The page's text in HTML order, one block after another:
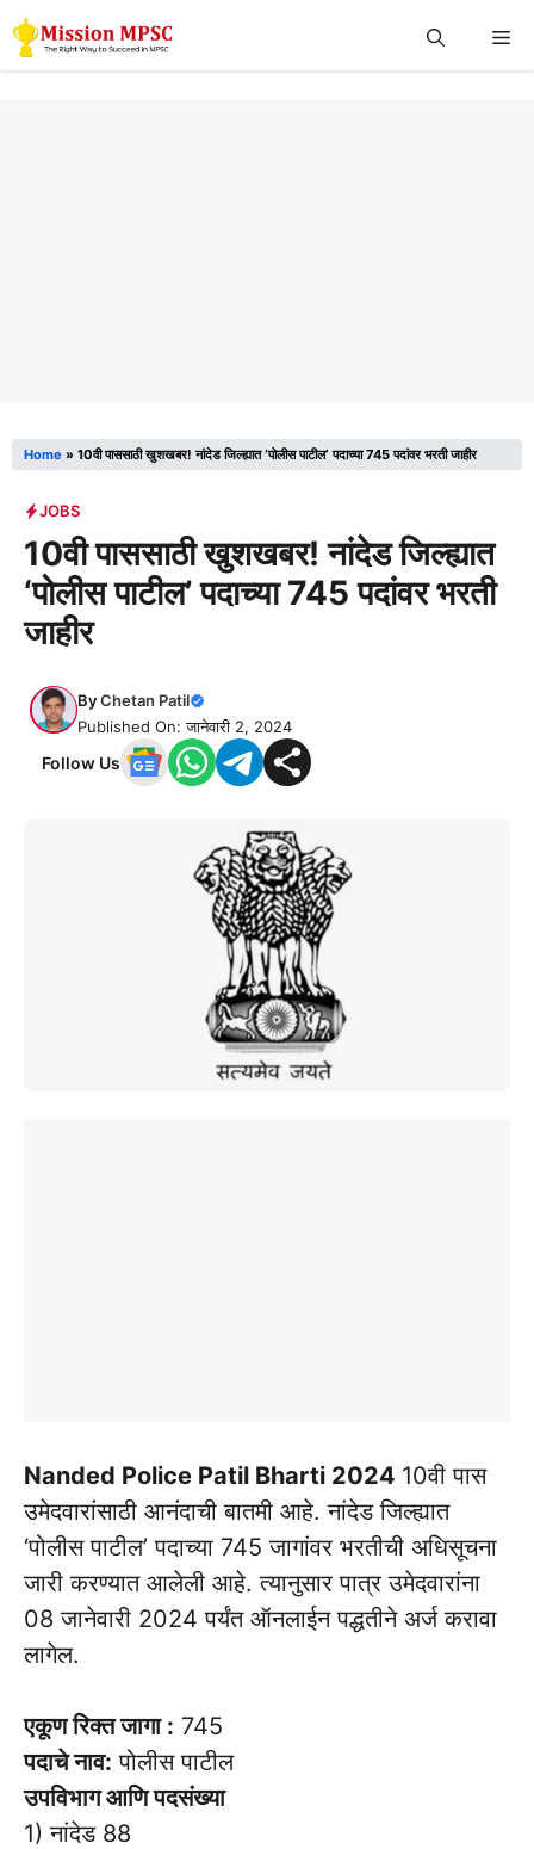
Skip
to
Home » 10वी पाससाठी खुशखबर! नांदेड जिल्ह्यात ‘पोलीस पाटील’ पदाच्या 745 पदांवर भरती जाहीर
JOBS
10वी पाससाठी खुशखबर! नांदेड जिल्ह्यात
‘पोलीस पाटील’ पदाच्या 745 पदांवर भरती
जाहीर
ByChetan Patil
Published On: जानेवारी 2, 2024
Follow Us
Nanded Police Patil Bharti 2024 10वी पास
उमेदवारांसाठी आनंदाची बातमी आहे. नांदेड जिल्ह्यात
‘पोलीस पाटील’ पदाच्या 745 जागांवर भरतीची अधिसूचना
जारी करण्यात आलेली आहे. त्यानुसार पात्र उमेदवारांना
08 जानेवारी 2024 पर्यंत ऑनलाईन पद्धतीने अर्ज करावा
लागेल.
एकूण रिक्त जागा : 745
पदाचे नाव: पोलीस पाटील
उपविभाग आणि पदसंख्या
1) नांदेड 88